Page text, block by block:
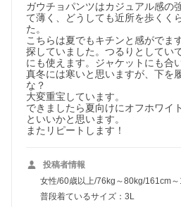
ガウチョパンツはカジュアル感の
て薄く、どうしても近所を歩くく
た。
こちらは夏でもキチンと感がでま
探していました。つるりとしてい
にも使えます。ジャケットにも合
真冬には寒いと思いますが、下を
な？
大変重宝しています。
できましたら夏向けにオフホワイ
といいかと思います。
またリピートします！
投稿者情報
女性/60歳以上/76kg～80kg/161cm
普段着ているサイズ：3L